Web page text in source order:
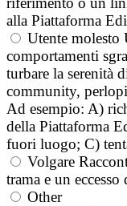
alla Piattaforma
Utente molesto
comportamenti
turbare la serenità
community,
Ad esempio: A)
della Piattaforma
fuori luogo; C)
Volgare
trama e un
Other